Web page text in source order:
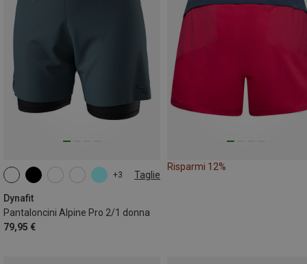
+3 Taglie
Dynafit
Pantaloncini Alpine Pro 2/1 donna
79,95 €
XS S XL
Risparmi 12%